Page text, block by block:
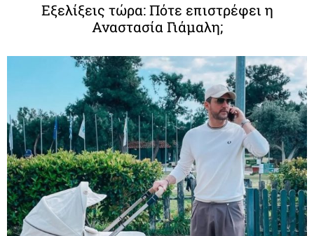
Εξελίξεις τώρα: Πότε επιστρέφει η
Αναστασία Γιάμαλη;